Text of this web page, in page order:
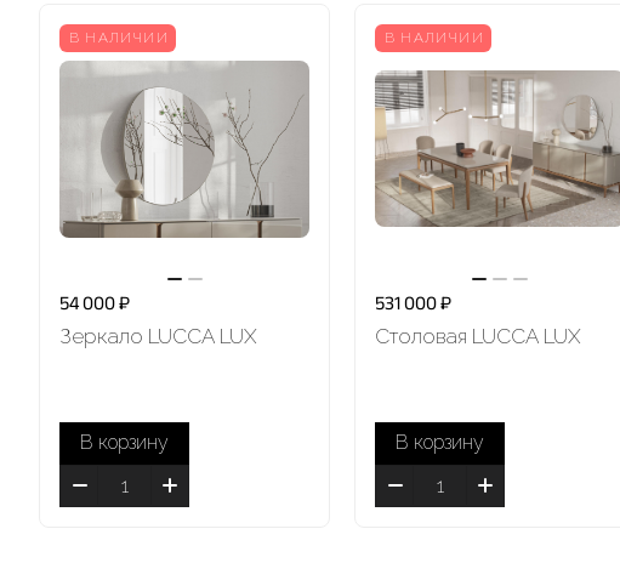
В НАЛИЧИИ
54 000 ₽
Зеркало LUCCA LUX
В корзину
В НАЛИЧИИ
531 000 ₽
Столовая LUCCA LUX
В корзину